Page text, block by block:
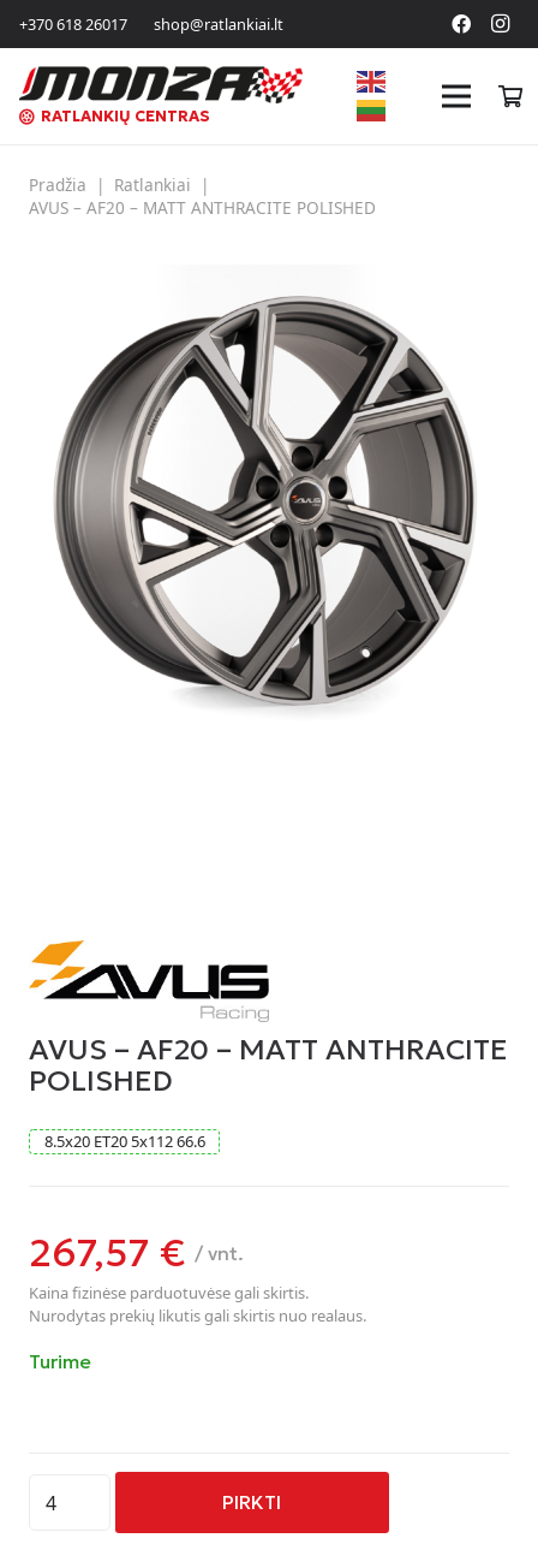
+370 618 26017 shop@ratlankiai.lt
RATLANKIŲ CENTRAS
Pradžia | Ratlankiai
|
AVUS – AF20 – MATT ANTHRACITE POLISHED
AVUS – AF20 – MATT ANTHRACITE
POLISHED
8.5x20 ET20 5x11266.6
267,57 € / vnt.
Kaina fizinėse parduotuvėse gali skirtis.
Nurodytas prekių likutis gali skirtis nuo realaus.
Turime
kiekis:
PIRKTI